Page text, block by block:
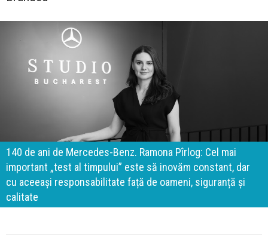
140 de ani de Mercedes-Benz. Ramona Pîrlog: Cel mai
important „test al timpului” este să inovăm constant, dar
cu aceeași responsabilitate față de oameni, siguranță și
calitate